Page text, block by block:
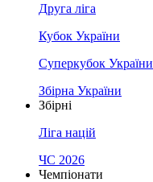
Друга ліга
Кубок України
Суперкубок України
Збірна України
Збірні
Ліга націй
ЧС 2026
Чемпіонати